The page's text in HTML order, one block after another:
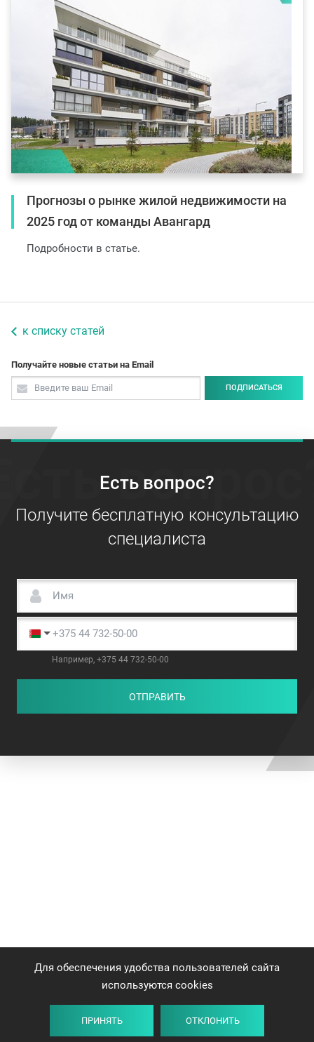
Прогнозы о рынке жилой недвижимости на
2025 год от команды Авангард
Подробности в статье.
к списку статей
Получайте новые статьи на Email
ПОДПИСАТЬСЯ
Есть вопрос?
Получите бесплатную консультацию
специалиста
Например, +375 44 732-50-00
ОТПРАВИТЬ
Для обеспечения удобства пользователей сайта
используются cookies
ПРИНЯТЬ ОТКЛОНИТЬ